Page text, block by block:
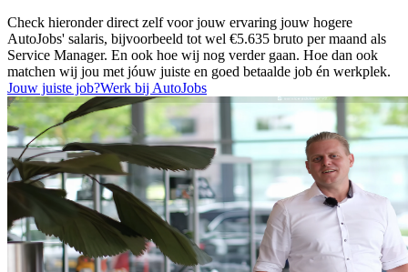
Check hieronder direct zelf voor jouw ervaring jouw hogere
AutoJobs' salaris, bijvoorbeeld tot wel €5.635 bruto per maand als
Service Manager. En ook hoe wij nog verder gaan. Hoe dan ook
matchen wij jou met jóuw juiste en goed betaalde job én werkplek.
Jouw juiste job?Werk bij AutoJobs